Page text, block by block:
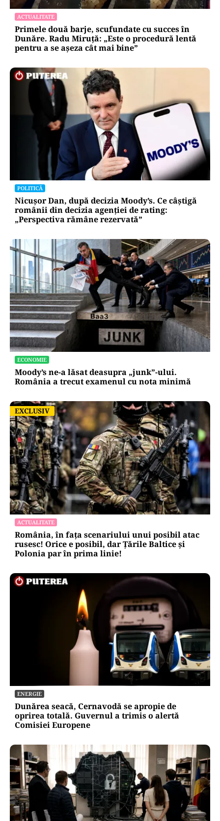
ACTUALITATE
Primele două barje, scufundate cu succes în
Dunăre. Radu Miruță: „Este o procedură lentă
pentru a se așeza cât mai bine”
POLITICĂ
Nicușor Dan, după decizia Moody’s. Ce câștigă
românii din decizia agenției de rating:
„Perspectiva rămâne rezervată”
ECONOMIE
Moody’s ne-a lăsat deasupra „junk”-ului.
România a trecut examenul cu nota minimă
EXCLUSIV
EXCLUSIV
ACTUALITATE
România, în fața scenariului unui posibil atac
rusesc! Orice e posibil, dar Țările Baltice și
Polonia par în prima linie!
ENERGIE
Dunărea seacă, Cernavodă se apropie de
oprirea totală. Guvernul a trimis o alertă
Comisiei Europene